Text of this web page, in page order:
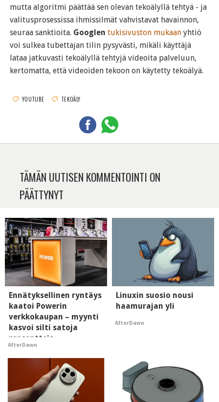
mutta algoritmi päättää sen olevan tekoälyllä tehtyä - ja
valitusprosessissa ihmissilmät vahvistavat havainnon,
seuraa sanktioita. Googlen tukisivuston mukaan yhtiö
voi sulkea tubettajan tilin pysyvästi, mikäli käyttäjä
lataa jatkuvasti tekoälyllä tehtyjä videoita palveluun,
kertomatta, että videoiden tekoon on käytetty tekoälyä.
YOUTUBE TEKOÄLY
TÄMÄN UUTISEN KOMMENTOINTI ON
PÄÄTTYNYT
Ennätyksellinen ryntäys
kaatoi Powerin
verkkokaupan – myynti
kasvoi silti satoja
prosentteja
AfterDawn
Linuxin suosio nousi
haamurajan yli
AfterDawn